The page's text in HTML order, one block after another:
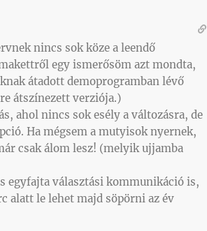
nincs sok köze a leendő
egy ismerősöm azt mondta,
átadott demoprogramban lévő
átszínezett verziója.)
ahol nincs sok esély a változásra, de
Ha mégsem a mutyisok nyernek,
csak álom lesz! (melyik ujjamba
egyfajta választási kommunikáció is,
alatt le lehet majd söpörni az év